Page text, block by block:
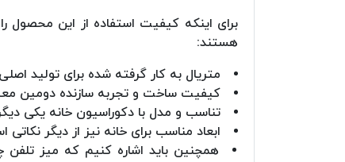
برای اینکه کیفیت استفاده از این محصول
هستند:
متریال به کار گرفته شده برای تولید
کیفیت ساخت و تجربه سازنده دومین
تناسب و مدل با دکوراسیون خانه یکی
ابعاد مناسب برای خانه نیز از دیگر
همچنین باید اشاره کنیم که میز تلفن